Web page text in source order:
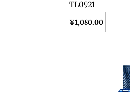
TL0921
¥1,080.00